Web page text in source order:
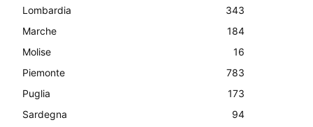
Lombardia
343
Marche
184
Molise
16
Piemonte
783
Puglia
173
Sardegna
94